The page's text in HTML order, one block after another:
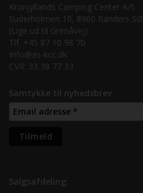
Kronjyllands Camping Center A/S
Suderholmen 10, 8960 Randers SØ
(Lige ud til Grenåvej)
Tlf. +45 87 10 98 70
Info@as-kcc.dk
CVR: 33 38 77 33
Samtykke til nyhedsbrev
Salgsafdeling: